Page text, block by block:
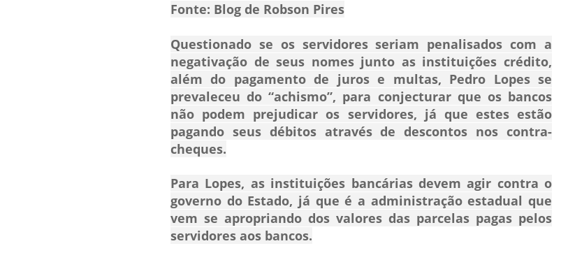
Fonte: Blog de Robson Pires
Questionado se os servidores seriam penalisados com a
negativação de seus nomes junto as instituições crédito,
além do pagamento de juros e multas, Pedro Lopes se
prevaleceu do “achismo”, para conjecturar que os bancos
não podem prejudicar os servidores, já que estes estão
pagando seus débitos através de descontos nos contra-
cheques.
Para Lopes, as instituições bancárias devem agir contra o
governo do Estado, já que é a administração estadual que
vem se apropriando dos valores das parcelas pagas pelos
servidores aos bancos.